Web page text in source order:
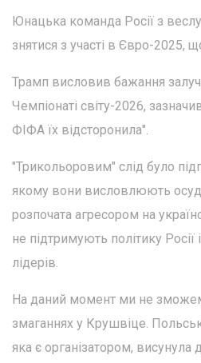
Юнацька команда Росії з
знятися з участі в Євро-2025,
Трамп висловив бажання
Чемпіонаті світу-2026,
ФІФА їх відсторонила".
"Трикольоровим" слід було
якому вони висловлюють
розпочата агресором на
не підтримують політику Росії і
лідерів.
На даний момент ми не
змаганнях у Крушвіце.
яка є організатором, висунула